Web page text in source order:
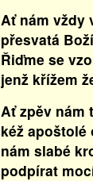
Ať nám vždy
přesvatá
Řiďme se
jenž křížem
Ať zpěv nám
kéž apoštolé
nám slabé
podpírat